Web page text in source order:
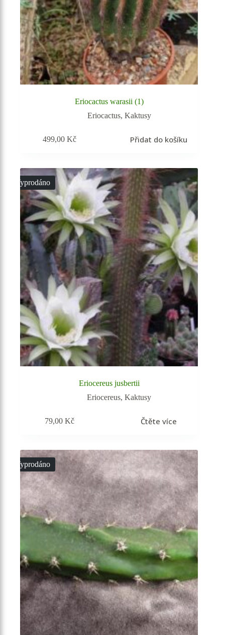
Eriocactus warasii (1)
Eriocactus, Kaktusy
499,00Kč Přidat do košíku
Vyprodáno
Eriocereus jusbertii
Eriocereus,Kaktusy
79,00Kč Čtěte více
Vyprodáno